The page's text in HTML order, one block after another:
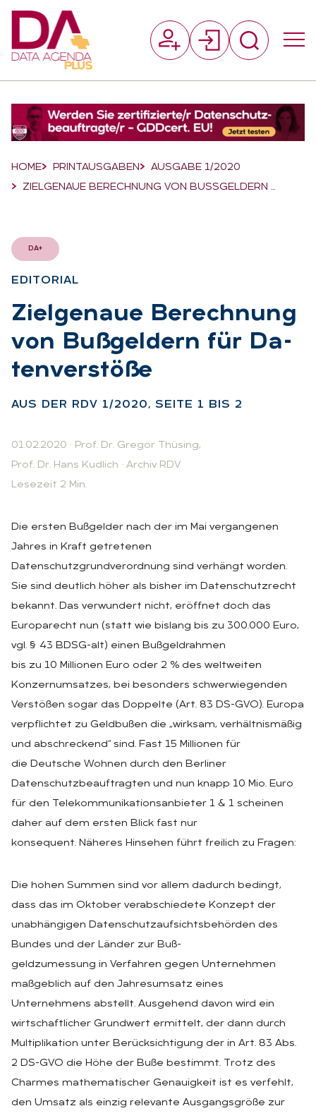
Breadcrumb-Navigation
HOME PRINTAUSGABEN
AUSGABE 1/2020
ZIELGENAUE BERECHNUNG VON BUSSGELDERN …
DA+
EDI­TO­RI­AL
:
Ziel­ge­naue Be­rech­nung
von Buß­gel­dern für Da­
ten­ver­stö­ße
AUS DER RDV 1/2020, SEI­TE 1 BIS 2
01.02.2020 · Prof. Dr. Gregor Thüsing,
Prof. Dr. Hans Kudlich · Archiv RDV
Lesezeit 2 Min.
Die ersten Bußgelder nach der im Mai vergangenen
Jahres in Kraft getretenen
Datenschutzgrundverordnung sind verhängt worden.
Sie sind deutlich höher als bisher im Datenschutzrecht
bekannt. Das verwundert nicht, eröffnet doch das
Europarecht nun (statt wie bislang bis zu 300.000 Euro,
vgl. § 43 BDSG-alt) einen Bußgeldrahmen
bis zu 10 Millionen Euro oder 2 % des weltweiten
Konzernumsatzes, bei besonders schwerwiegenden
Verstößen sogar das Doppelte (Art. 83 DS-GVO). Europa
verpflichtet zu Geldbußen die „wirksam, verhältnismäßig
und abschreckend“ sind. Fast 15 Millionen für
die Deutsche Wohnen durch den Berliner
Datenschutzbeauftragten und nun knapp 10 Mio. Euro
für den Telekommunikationsanbieter 1 & 1 scheinen
daher auf dem ersten Blick fast nur
konsequent. Näheres Hinsehen führt freilich zu Fragen:
Die hohen Summen sind vor allem dadurch bedingt,
dass das im Oktober verabschiedete Konzept der
unabhängigen Datenschutzaufsichtsbehörden des
Bundes und der Länder zur Buß-
geldzumessung in Verfahren gegen Unternehmen
maßgeblich auf den Jahresumsatz eines
Unternehmens abstellt. Ausgehend davon wird ein
wirtschaftlicher Grundwert ermittelt, der dann durch
Multiplikation unter Berücksichtigung der in Art. 83 Abs.
2 DS-GVO die Höhe der Buße bestimmt. Trotz des
Charmes mathematischer Genauigkeit ist es verfehlt,
den Umsatz als einzig relevante Ausgangsgröße zur